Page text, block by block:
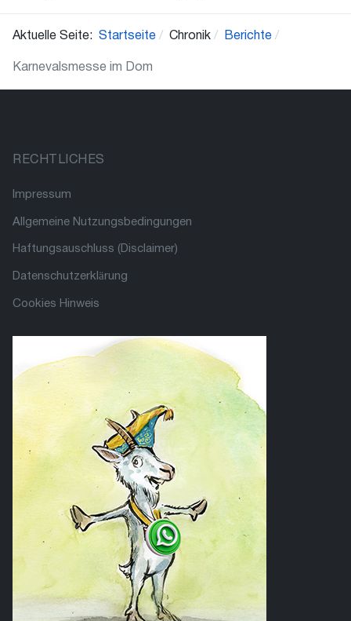
Aktuelle Seite: Startseite Chronik Berichte
Karnevalsmesse im Dom
RECHTLICHES
Impressum
Allgemeine Nutzungsbedingungen
Haftungsauschluss (Disclaimer)
Datenschutzerklärung
Cookies Hinweis